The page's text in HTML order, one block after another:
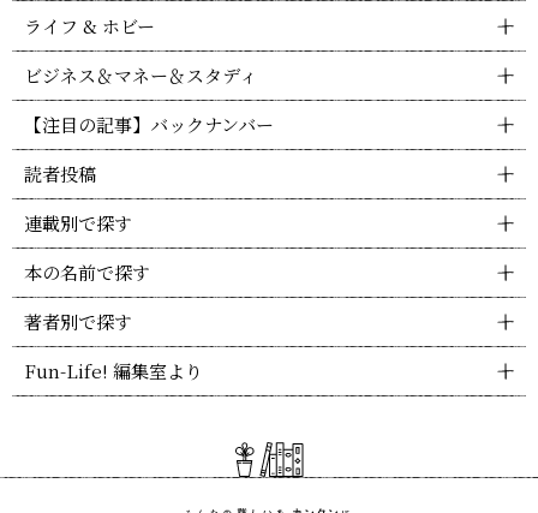
ライフ & ホビー
ビジネス＆マネー＆スタディ
【注目の記事】バックナンバー
読者投稿
連載別で探す
本の名前で探す
著者別で探す
Fun-Life! 編集室より